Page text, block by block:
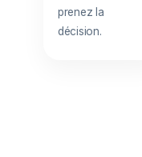
prenez la
décision.